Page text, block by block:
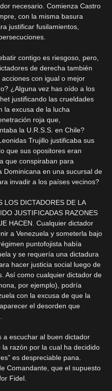
necesario. Comienza Castro
con la misma basura
justificar fusilamientos,
contigo es riesgoso, pero,
de derecha también
con igual o mejor
¿Alguna vez has oído a los
justificando las crueldades
la excusa de la lucha
roja que,
la U.R.S.S. en Chile?
Trujillo justificaba sus
que sus opositores eran
que conspiraban para
Dominicana en una sucursal de
invadir a los países vecinos?
LOS DICTADORES DE LA
JUSTIFICADAS RAZONES
HACEN. Cualquier dictador
a Venezuela y someterla bajo
puntofojista había
y se requería una dictadura
hacer justicia social luego de
Así como cualquier dictador de
por ejemplo), podría
con la excusa de que la
el desorden que
a escuchar al buen dictador
razón por la cual ha decidido
es despreciable pana.
Comandante, que el supuesto
Fidel.